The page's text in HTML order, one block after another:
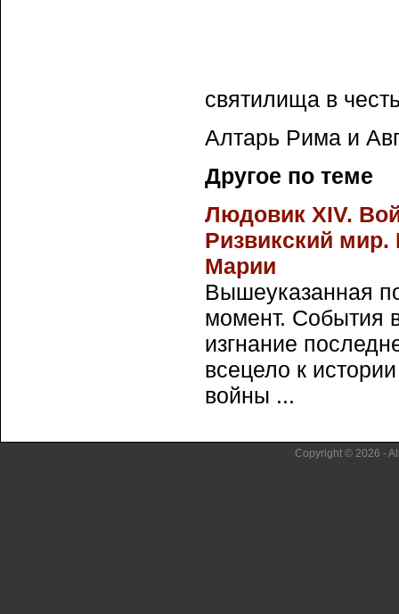
святилища в
Алтарь Рима и
Другое по теме
Людовик XIV.
Ризвикский
Марии
Вышеуказанная
момент. События
изгнание
всецело к
войны ...
Copyright © 2026 -